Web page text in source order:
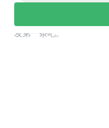
，发第一条吧。